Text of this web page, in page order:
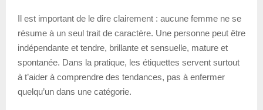
Il est important de le dire clairement : aucune femme ne se
résume à un seul trait de caractère. Une personne peut être
indépendante et tendre, brillante et sensuelle, mature et
spontanée. Dans la pratique, les étiquettes servent surtout
à t’aider à comprendre des tendances, pas à enfermer
quelqu’un dans une catégorie.